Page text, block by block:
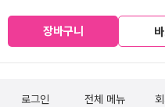
장바구니
로그인 전체 메뉴